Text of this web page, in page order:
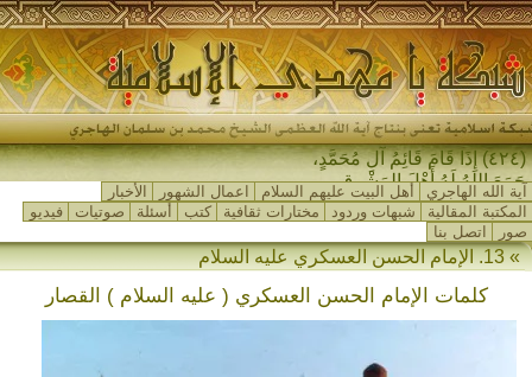
(٤٢٤) إِذَا قَامَ قَائِمُ آلِ مُحَمَّدٍ،
جَمَعَ اللهُ لَهُ أَهْلَ المَشْرِقِ وَأَهْ_
آية الله الهاجري أهل البيت عليهم السلام اعمال الشهور
الأخبار
المكتبة المقالية
شبهات وردود مختارات ثقافية كتب أسئلة صوتيات
فيديو
صور
اتصل بنا
» 13. الإمام الحسن العسكري عليه السلام
كلمات الإمام الحسن العسكري ( عليه السلام ) القصار